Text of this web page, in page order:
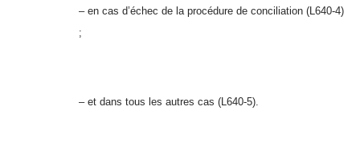
– en cas d’échec de la procédure de conciliation (L640-4)
;
– et dans tous les autres cas (L640-5).